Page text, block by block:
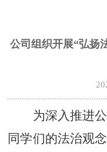
公司组织开展“弘扬
为深入推进
同学们的法治观